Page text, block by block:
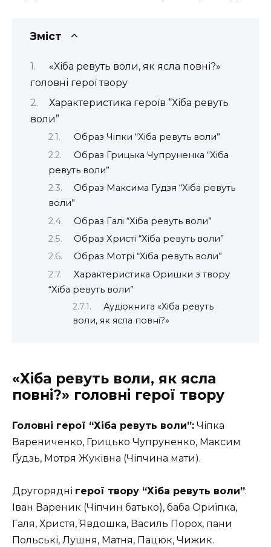
Зміст
«Хіба ревуть воли, як ясла повні?»
головні герої твору
Характеристика героїв “Хіба ревуть
воли”
Образ Чіпки “Хіба ревуть воли”
Образ Грицька Чупруненка “Хіба
ревуть воли”
Образ Максима Гудзя “Хіба ревуть
воли”
Образ Галі “Хіба ревуть воли”
Образ Христі “Хіба ревуть воли”
Образ Мотрі “Хіба ревуть воли”
Характеристика Оришки з твору
“Хіба ревуть воли”
Аудіокнига «Хіба ревуть
воли, як ясла повні?»
«Хіба ревуть воли, як ясла
повні?» головні герої твору
Головні герої “Хіба ревуть воли”: Чіпка
Варениченко, Грицько Чупруненко, Максим
Ґудзь, Мотря Жуківна (Чіпчина мати).
Другорядні герої твору “Хіба ревуть воли”:
Іван Вареник (Чіпчин батько), баба Ориїпка,
Галя, Христя, Явдошка, Василь Порох, пани
Польські, Лушня, Матня, Пацюк, Чижик.